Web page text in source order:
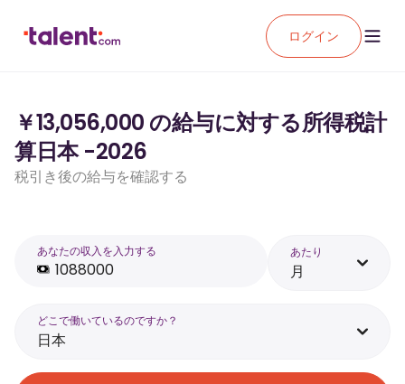
ログイン
￥13,056,000 の給与に対する所得税計
算日本 -2026
税引き後の給与を確認する
あなたの収入を入力する あたり
月
どこで働いているのですか？
日本